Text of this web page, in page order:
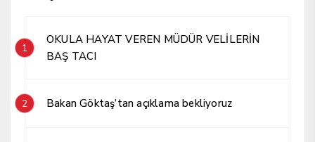
1
OKULA HAYAT VEREN MÜDÜR VELİLERİN
BAŞ TACI
2 Bakan Göktaş’tan açıklama bekliyoruz